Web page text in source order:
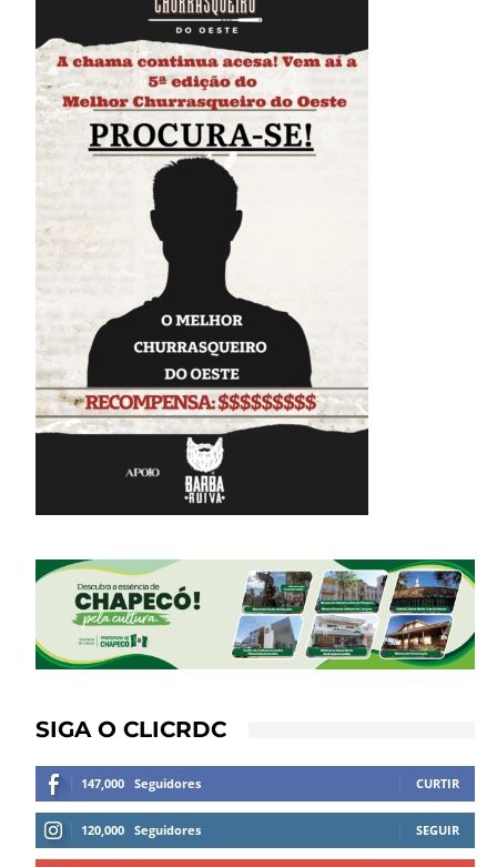
SIGA O CLICRDC
147,000 Seguidores CURTIR
120,000 Seguidores SEGUIR